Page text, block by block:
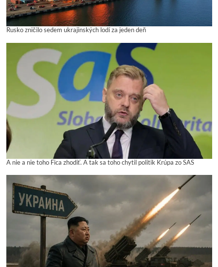
Rusko zničilo sedem ukrajinských lodí za jeden deň
A nie a nie toho Fica zhodiť. A tak sa toho chytil politik Krúpa zo SAS